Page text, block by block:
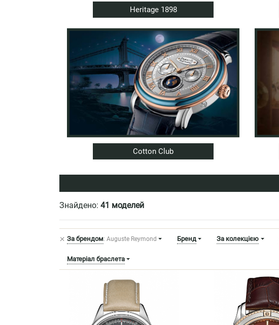
Heritage 1898
Cotton Club
Знайдено: 41 моделей
За брендом
+ : Auguste Reymond Бренд За колекцією
Матеріал браслета